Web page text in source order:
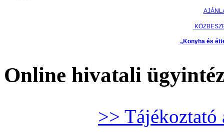
„Konyha és
Online hivatali
>> Tájékoztató